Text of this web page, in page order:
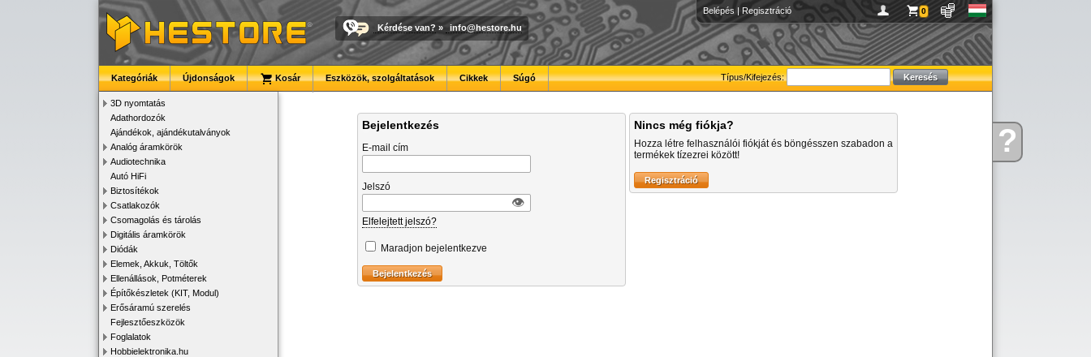
Kérdése?
Belépés | Regisztráció 0
Kérdése van? » info@hestore.hu
Típus/Kifejezés:
Kategóriák Újdonságok Kosár Eszközök, szolgáltatások Cikkek Súgó
3D nyomtatás
Adathordozók
Ajándékok, ajándékutalványok
Analóg áramkörök
Audiotechnika
Autó HiFi
Biztosítékok
Csatlakozók
Csomagolás és tárolás
Digitális áramkörök
Diódák
Elemek, Akkuk, Töltők
Ellenállások, Potméterek
Építőkészletek (KIT, Modul)
Erősáramú szerelés
Fejlesztőeszközök
Foglalatok
Hobbielektronika.hu
Bejelentkezés
E-mail cím
Jelszó
👁︎
Elfelejtett jelszó?
Maradjon bejelentkezve
Nincs még fiókja?
Hozza létre felhasználói fiókját és böngésszen szabadon a
termékek tízezrei között!